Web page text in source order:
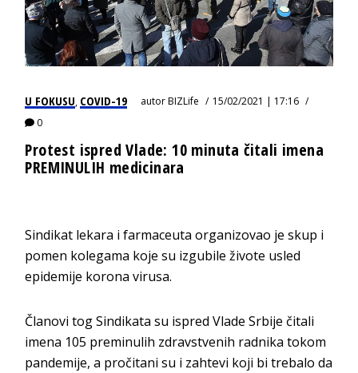
U FOKUSU, COVID-19 autorBIZLife
15/02/2021 | 17:16
0
Protest ispred Vlade: 10 minuta čitali imena
PREMINULIH medicinara
Sindikat lekara i farmaceuta organizovao je skup i
pomen kolegama koje su izgubile živote usled
epidemije korona virusa.
Članovi tog Sindikata su ispred Vlade Srbije čitali
imena 105 preminulih zdravstvenih radnika tokom
pandemije, a pročitani su i zahtevi koji bi trebalo da